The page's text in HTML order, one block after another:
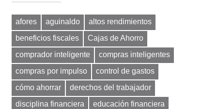
afores aguinaldo
altos rendimientos
beneficios fiscales
Cajas de Ahorro
comprador inteligente
compras inteligentes
compras por impulso
control de gastos
cómo ahorrar
derechos del trabajador
disciplina financiera
educación financiera